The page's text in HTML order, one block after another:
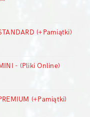
€
(+Pamiątki)
- (Pliki Online)
(+Pamiątki)